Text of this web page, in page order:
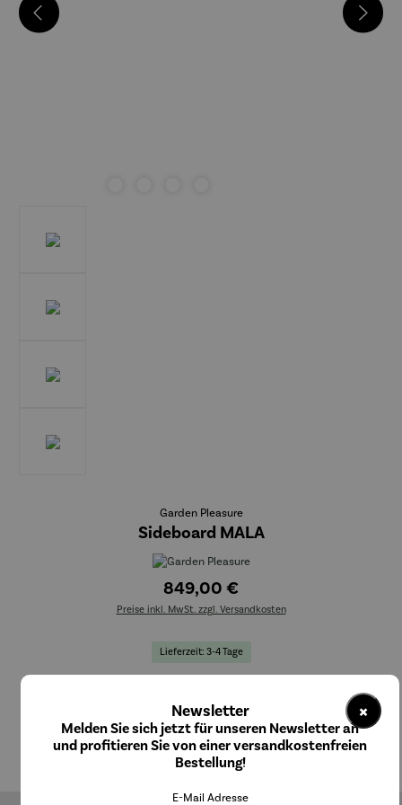
Garden Pleasure
Sideboard MALA
849,00 €
Preise inkl. MwSt. zzgl. Versandkosten
Lieferzeit: 3-4 Tage
×
Newsletter
Melden Sie sich jetzt für unseren Newsletter an
und profitieren Sie von einer versandkostenfreien
Bestellung!
E-Mail Adresse